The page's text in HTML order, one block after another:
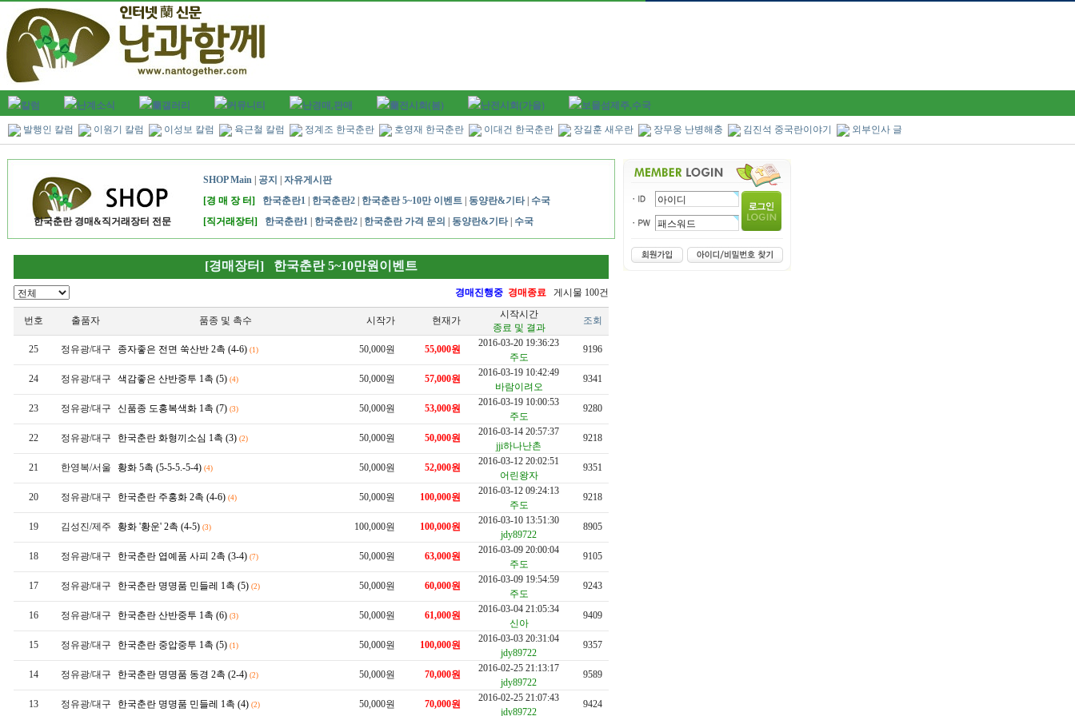
칼럼 난계소식 蘭갤러리 커뮤니티 난경매,판매 蘭전시회(봄) 난전시회(가을) 보물섬제주,수국
발행인 칼럼 이원기 칼럼 이성보 칼럼 육근철 칼럼 정계조 한국춘란 호영재 한국춘란 이대건 한국춘란 장길훈 새우란 장무웅 난병해충 김진석 중국란이야기 외부인사 글
한국춘란 경매&직거래장터 전문
SHOP Main 공지
자유게시판
[경 매 장 터]
한국춘란1 한국춘란2 한국춘란 5~10만 이벤트 동양란&기타| 수국
[직거래장터]
한국춘란1 한국춘란2 한국춘란 가격 문의 동양란&기타| 수국
[경매장터] 한국춘란 5~10만원이벤트
경매진행중 경매종료 게시물 100건
번호 출품자 품종 및 촉수 시작가 현재가
시작시간
종료 및 결과
조회
25 정유광/대구 종자좋은 전면 쑥산반 2촉 (4-6) (1) 50,000원 55,000원
2016-03-20 19:36:23
주도
9196
24 정유광/대구 색감좋은 산반중투 1촉 (5) (4) 50,000원 57,000원
2016-03-19 10:42:49
바람이려오
9341
23 정유광/대구 신품종 도홍복색화 1촉 (7) (3) 50,000원 53,000원
2016-03-19 10:00:53
주도
9280
22 정유광/대구 한국춘란 화형끼소심 1촉 (3) (2) 50,000원 50,000원
2016-03-14 20:57:37
jji하나난촌
9218
21 한영복/서울 황화 5촉 (5-5-5.-5-4) (4) 50,000원 52,000원
2016-03-12 20:02:51
어린왕자
9351
20 정유광/대구 한국춘란 주홍화 2촉 (4-6) (4) 50,000원 100,000원
2016-03-12 09:24:13
주도
9218
19 김성진/제주 황화 '황운' 2촉 (4-5) (3) 100,000원 100,000원
2016-03-10 13:51:30
jdy89722
8905
18 정유광/대구 한국춘란 엽예품 사피 2촉 (3-4) (7) 50,000원 63,000원
2016-03-09 20:00:04
주도
9105
17 정유광/대구 한국춘란 명명품 민들레 1촉 (5) (2) 50,000원 60,000원
2016-03-09 19:54:59
주도
9243
16 정유광/대구 한국춘란 산반중투 1촉 (6) (3) 50,000원 61,000원
2016-03-04 21:05:34
신아
9409
15 정유광/대구 한국춘란 중압중투 1촉 (5) (1) 50,000원 100,000원
2016-03-03 20:31:04
jdy89722
9357
14 정유광/대구 한국춘란 명명품 동경 2촉 (2-4) (2) 50,000원 70,000원
2016-02-25 21:13:17
jdy89722
9589
13 정유광/대구 한국춘란 명명품 민들레 1촉 (4) (2) 50,000원 70,000원
2016-02-25 21:07:43
jdy89722
9424